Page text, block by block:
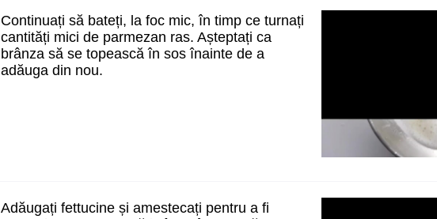
Continuați să bateți, la foc mic, în timp ce turnați
cantități mici de parmezan ras. Așteptați ca
brânza să se topească în sos înainte de a
adăuga din nou.
Adăugați fettucine și amestecați pentru a fi